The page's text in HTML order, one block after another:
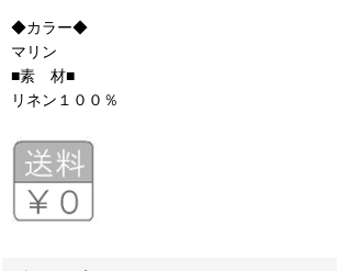
◆カラー◆
マリン
■素 材■
リネン１００％